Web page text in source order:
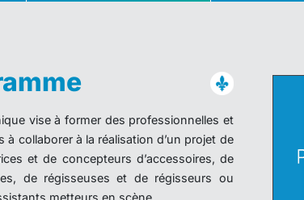
vise à former des professionnelles et
collaborer à la réalisation d’un projet de
et de concepteurs d’accessoires, de
de régisseuses et de régisseurs ou
metteurs en scène.